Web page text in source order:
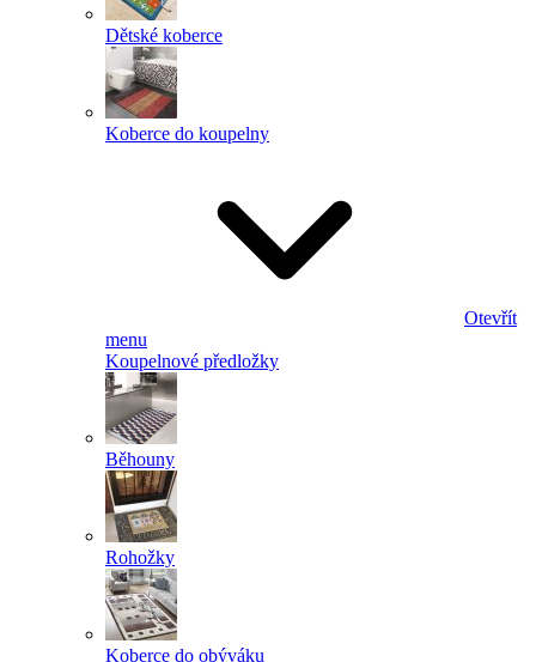
Dětské koberce
Koberce do koupelny
Otevřít
menu
Koupelnové předložky
Běhouny
Rohožky
Koberce do obýváku